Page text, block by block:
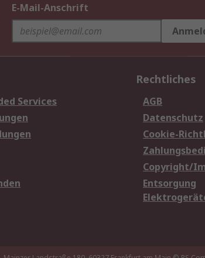
E-Mail-Anschrift
Services
Rechtliches
AGB
Datenschutz
Cookie-
Copyright/
Entsorgung